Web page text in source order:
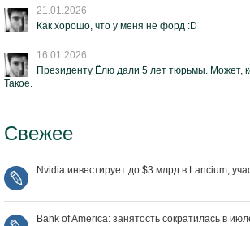
21.01.2026
Как хорошо, что у меня не форд :D
16.01.2026
Президенту Ёлю дали 5 лет тюрьмы. Может,
Такое.
Свежее
Nvidia инвестирует до $3 млрд в Lancium,
Bank of America: занятость сократилась в